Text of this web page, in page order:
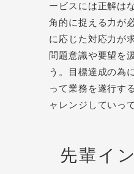
ービスには正解は
角的に捉える力が
に応じた対応力が
問題意識や要望を
う。目標達成の為
って業務を遂行す
ャレンジしていっ
先輩イ